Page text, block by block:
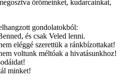
örömeinket, kudarcainkat,
gondolatokból:
és csak Veled lenni.
eléggé szerettük a ránkbízottakat!
voltunk méltóak a hivatásunkhoz!
minket!